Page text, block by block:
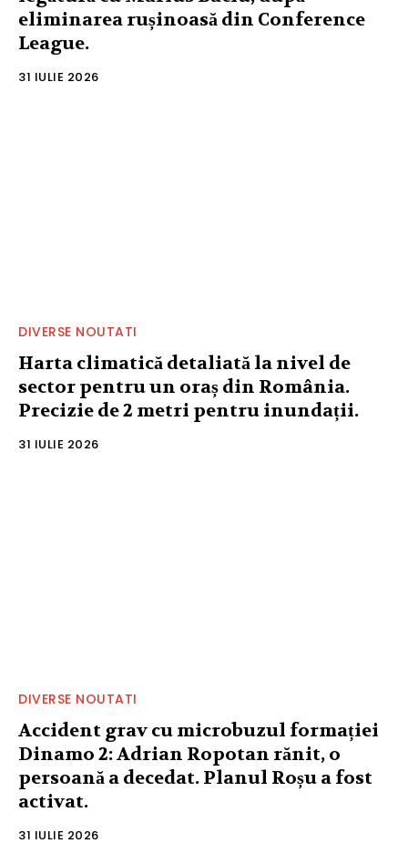
eliminarea rușinoasă din Conference
League.
31 IULIE 2026
DIVERSE NOUTATI
Harta climatică detaliată la nivel de
sector pentru un oraș din România.
Precizie de 2 metri pentru inundații.
31 IULIE 2026
DIVERSE NOUTATI
Accident grav cu microbuzul formației
Dinamo 2: Adrian Ropotan rănit, o
persoană a decedat. Planul Roșu a fost
activat.
31 IULIE 2026